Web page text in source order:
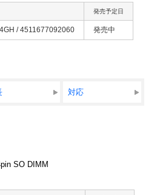
発売予定日
/ 4511677092060 発売中
対応
SO DIMM